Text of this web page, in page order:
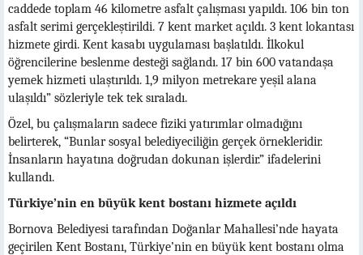
caddede toplam 46 kilometre asfalt çalışması yapıldı. 106 bin ton
asfalt serimi gerçekleştirildi. 7 kent market açıldı. 3 kent lokantası
hizmete girdi. Kent kasabı uygulaması başlatıldı. İlkokul
öğrencilerine beslenme desteği sağlandı. 17 bin 600 vatandaşa
yemek hizmeti ulaştırıldı. 1,9 milyon metrekare yeşil alana
ulaşıldı” sözleriyle tek tek sıraladı.
Özel, bu çalışmaların sadece fiziki yatırımlar olmadığını
belirterek, “Bunlar sosyal belediyeciliğin gerçek örnekleridir.
İnsanların hayatına doğrudan dokunan işlerdir.” ifadelerini
kullandı.
Türkiye’nin en büyük kent bostanı hizmete açıldı
Bornova Belediyesi tarafından Doğanlar Mahallesi’nde hayata
geçirilen Kent Bostanı, Türkiye’nin en büyük kent bostanı olma